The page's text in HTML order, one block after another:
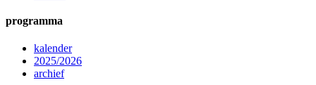
programma
kalender
2025/2026
archief